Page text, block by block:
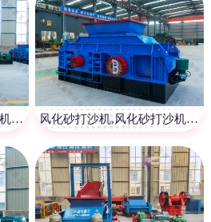
方解石打沙机,方解石打沙机价格 风化砂打沙机,风化砂打沙机价格